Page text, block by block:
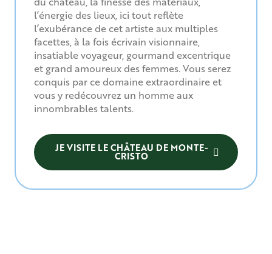
l’énergie des lieux, ici tout reflète
l’exubérance de cet artiste aux multiples
facettes, à la fois écrivain visionnaire,
insatiable voyageur, gourmand excentrique
et grand amoureux des femmes. Vous serez
conquis par ce domaine extraordinaire et
vous y redécouvrez un homme aux
innombrables talents.
JE VISITE LE CHÂTEAU DE MONTE-
CRISTO